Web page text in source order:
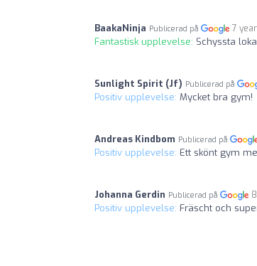
BaakaNinja Publicerad på 7
Fantastisk upplevelse: Schyssta
Sunlight Spirit (Jf) Publicerad på
Positiv upplevelse: Mycket bra gym!
Andreas Kindbom Publicerad på
Positiv upplevelse: Ett skönt gym
Johanna Gerdin Publicerad på
Positiv upplevelse: Fräscht och